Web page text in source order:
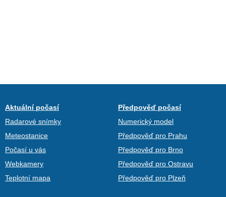
Aktuální počasí
Radarové snímky
Meteostanice
Počasí u vás
Webkamery
Teplotní mapa
Předpověď počasí
Numerický model
Předpověď pro Prahu
Předpověď pro Brno
Předpověď pro Ostravu
Předpověď pro Plzeň